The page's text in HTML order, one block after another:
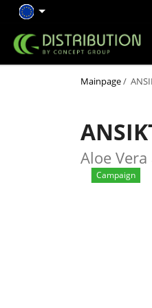
Mainpage/
Aloe
Campaign